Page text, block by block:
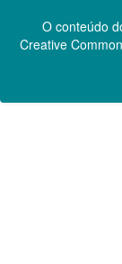
O conteúdo
Creative